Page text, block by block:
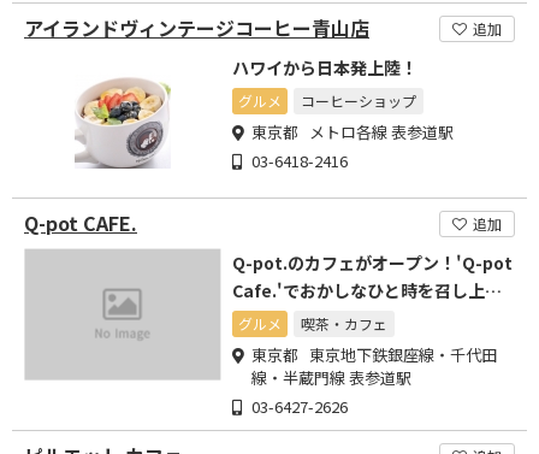
アイランドヴィンテージコーヒー青山店 追加
ハワイから日本発上陸！
グルメ コーヒーショップ
東京都 メトロ各線 表参道駅
03-6418-2416
Q-pot CAFE. 追加
Q-pot.のカフェがオープン！'Q-pot
Cafe.'でおかしなひと時を召し上が
れ。
グルメ 喫茶・カフェ
東京都 東京地下鉄銀座線・千代田
線・半蔵門線 表参道駅
03-6427-2626